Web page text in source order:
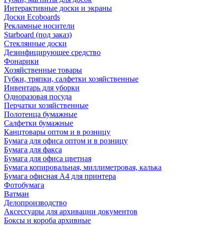
Интерактивные доски и экраны
Доски Ecoboards
Рекламные носители
Starboard (под заказ)
Стеклянные доски
Дезинфицирующее средство
Фонарики
Хозяйственные товары
Губки, тряпки, салфетки хозяйственные
Инвентарь для уборки
Одноразовая посуда
Перчатки хозяйственные
Полотенца бумажные
Салфетки бумажные
Канцтовары оптом и в розницу
Бумага для офиса оптом и в розницу
Бумага для факса
Бумага для офиса цветная
Бумага копировальная, миллиметровая, калька
Бумага офисная А4 для принтера
Фотобумага
Ватман
Делопроизводство
Аксессуары для архивации документов
Боксы и короба архивные